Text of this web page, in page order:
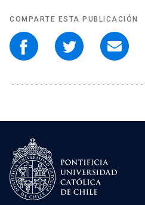
COMPARTE ESTA PUBLICACIÓN